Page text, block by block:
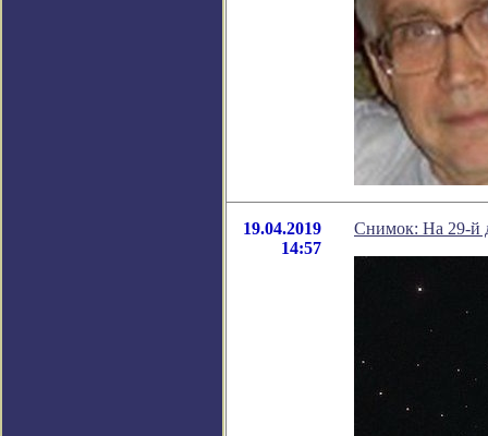
19.04.2019
14:57
Снимок: На 29-й